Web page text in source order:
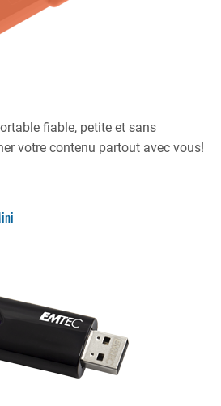
fiable, petite et sans
votre contenu partout avec vous!